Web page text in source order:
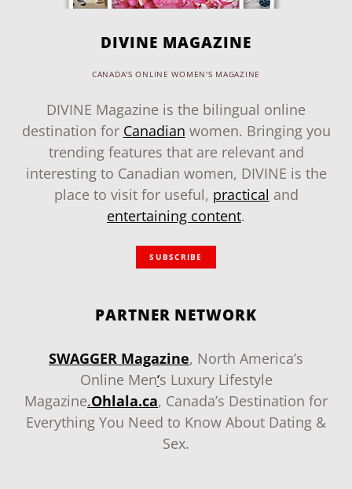
DIVINE MAGAZINE
CANADA'S ONLINE WOMEN'S MAGAZINE
DIVINE Magazine is the bilingual online
destination for Canadian women. Bringing you
trending features that are relevant and
interesting to Canadian women, DIVINE is the
place to visit for useful, practical and
entertaining content.
SUBSCRIBE
PARTNER NETWORK
SWAGGER Magazine, North America’s
Online Men‘s Luxury Lifestyle
Magazine.Ohlala.ca, Canada’s Destination for
Everything You Need to Know About Dating &
Sex.